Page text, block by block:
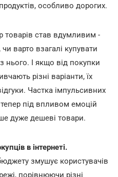
особливо дорогих.
товарів став вдумливим -
варто взагалі купувати
нього. І якщо від покупки
різні варіанти, їх
Частка імпульсивних
під впливом емоцій
дуже дешеві товари.
в інтернеті.
змушує користувачів
порівнюючи різні